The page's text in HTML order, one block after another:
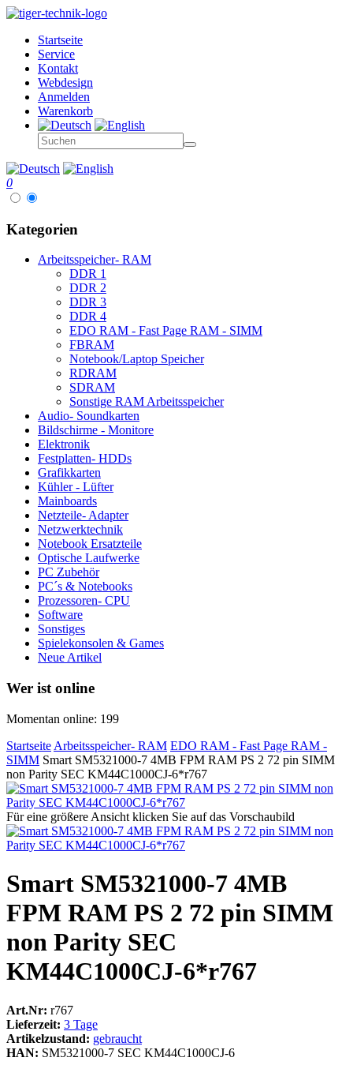
Startseite
Service
Kontakt
Webdesign
Anmelden
Warenkorb
0
Kategorien
Arbeitsspeicher- RAM
DDR 1
DDR 2
DDR 3
DDR 4
EDO RAM - Fast Page RAM - SIMM
FBRAM
Notebook/Laptop Speicher
RDRAM
SDRAM
Sonstige RAM Arbeitsspeicher
Audio- Soundkarten
Bildschirme - Monitore
Elektronik
Festplatten- HDDs
Grafikkarten
Kühler - Lüfter
Mainboards
Netzteile- Adapter
Netzwerktechnik
Notebook Ersatzteile
Optische Laufwerke
PC Zubehör
PC´s & Notebooks
Prozessoren- CPU
Software
Sonstiges
Spielekonsolen & Games
Neue Artikel
Wer ist online
Momentan online: 199
Startseite Arbeitsspeicher- RAM EDO RAM - Fast Page RAM -
SIMM Smart SM5321000-7 4MB FPM RAM PS 2 72 pin SIMM
non Parity SEC KM44C1000CJ-6*r767
Für eine größere Ansicht klicken Sie auf das Vorschaubild
Smart SM5321000-7 4MB
FPM RAM PS 2 72 pin SIMM
non Parity SEC
KM44C1000CJ-6*r767
Art.Nr: r767
Lieferzeit: 3 Tage
Artikelzustand: gebraucht
HAN: SM5321000-7 SEC KM44C1000CJ-6